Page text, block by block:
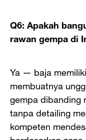
Q6: Apakah
rawan gempa di
Ya — baja
membuatnya
gempa dibanding
tanpa detailing
kompeten